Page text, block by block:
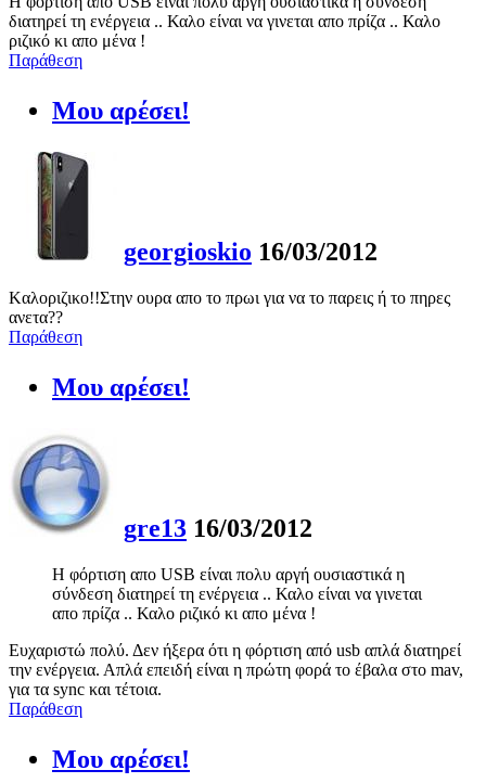
διατηρεί τη ενέργεια .. Καλο είναι να γινεται απο πρίζα .. Καλο
ριζικό κι απο μένα !
Παράθεση
Μου αρέσει!
georgioskio 16/03/2012
Kαλοριζικο!!Στην ουρα απο το πρωι για να το παρεις ή το πηρες
ανετα??
Παράθεση
Μου αρέσει!
gre13 16/03/2012
Η φόρτιση απο USB είναι πολυ αργή ουσιαστικά η
σύνδεση διατηρεί τη ενέργεια .. Καλο είναι να γινεται
απο πρίζα .. Καλο ριζικό κι απο μένα !
Ευχαριστώ πολύ. Δεν ήξερα ότι η φόρτιση από usb απλά διατηρεί
την ενέργεια. Απλά επειδή είναι η πρώτη φορά το έβαλα στο mav,
για τα sync και τέτοια.
Παράθεση
Μου αρέσει!